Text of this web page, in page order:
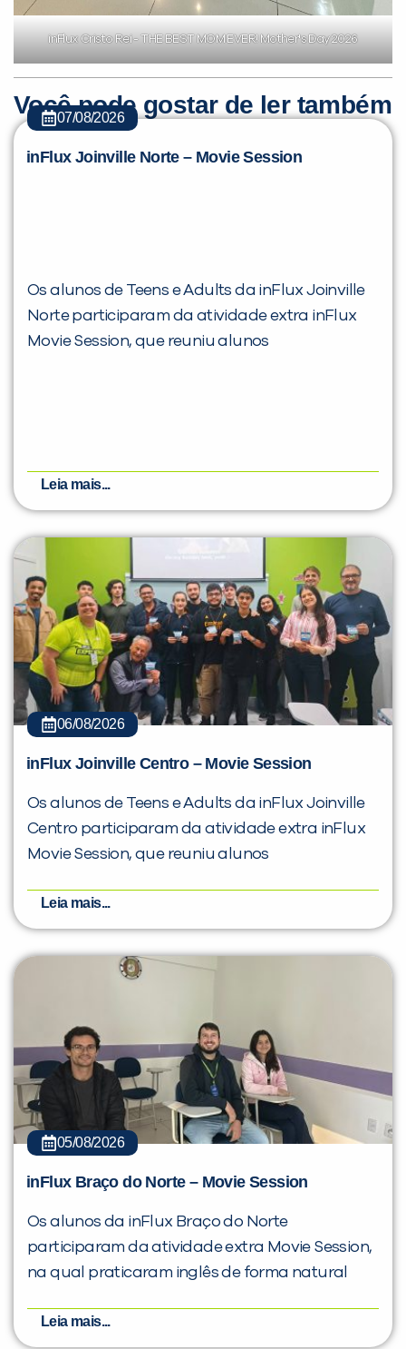
inFlux Cristo Rei - THE BEST MOM EVER! Mother's Day 2026
Você pode gostar de ler também
07/08/2026
inFlux Joinville Norte – Movie Session
Os alunos de Teens e Adults da inFlux Joinville
Norte participaram da atividade extra inFlux
Movie Session, que reuniu alunos
Leia mais...
06/08/2026
inFlux Joinville Centro – Movie Session
Os alunos de Teens e Adults da inFlux Joinville
Centro participaram da atividade extra inFlux
Movie Session, que reuniu alunos
Leia mais...
05/08/2026
inFlux Braço do Norte – Movie Session
Os alunos da inFlux Braço do Norte
participaram da atividade extra Movie Session,
na qual praticaram inglês de forma natural
Leia mais...